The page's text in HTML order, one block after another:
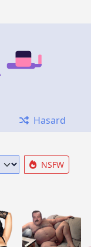
Hasard
NSFW